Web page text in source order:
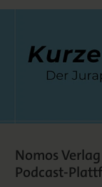
Nomos
Podcast-